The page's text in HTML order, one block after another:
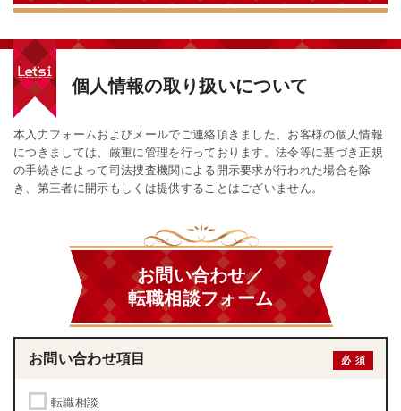
個人情報の取り扱いについて
本入力フォームおよびメールでご連絡頂きました、お客様の個人情報
につきましては、厳重に管理を行っております。法令等に基づき正規
の手続きによって司法捜査機関による開示要求が行われた場合を除
き、第三者に開示もしくは提供することはございません。
お問い合わせ／
転職相談フォーム
お問い合わせ項目 必須
転職相談